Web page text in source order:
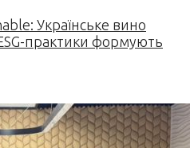
Українське вино
практики формують